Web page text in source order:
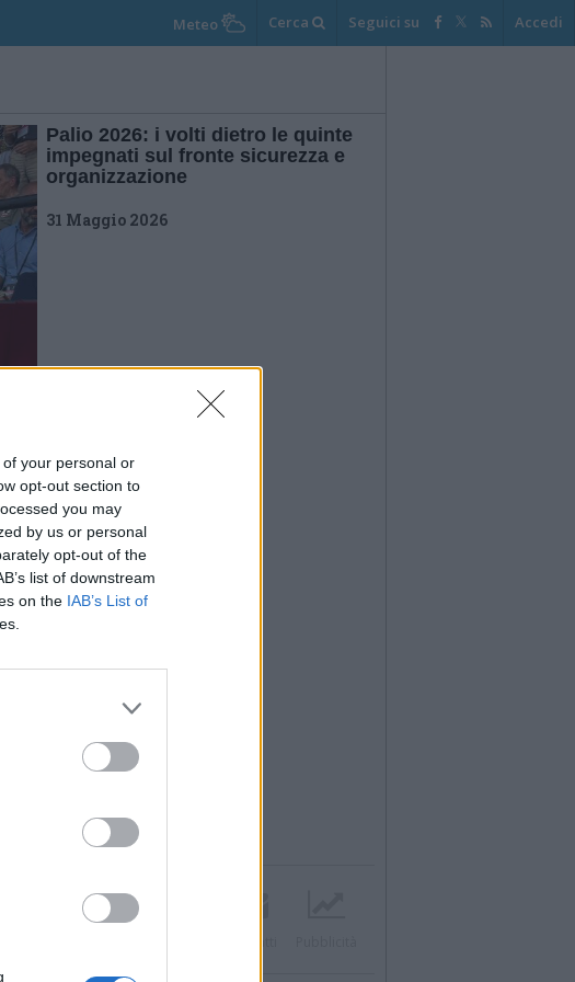
your personal or
opt-out section to
you may
by us or personal
opt-out of the
list of downstream
on the IAB’s List of
Meteo Cerca Seguici su Accedi
Palio 2026: i volti dietro le quinte
impegnati sul fronte sicurezza e
organizzazione
31 Maggio 2026